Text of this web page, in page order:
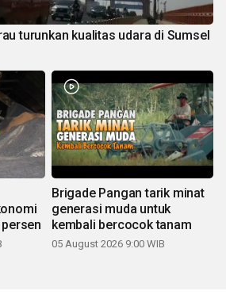
turunkan kualitas udara di Sumsel
Brigade Pangan tarik minat
generasi muda untuk
kembali bercocok tanam
05 August 2026 9:00 WIB